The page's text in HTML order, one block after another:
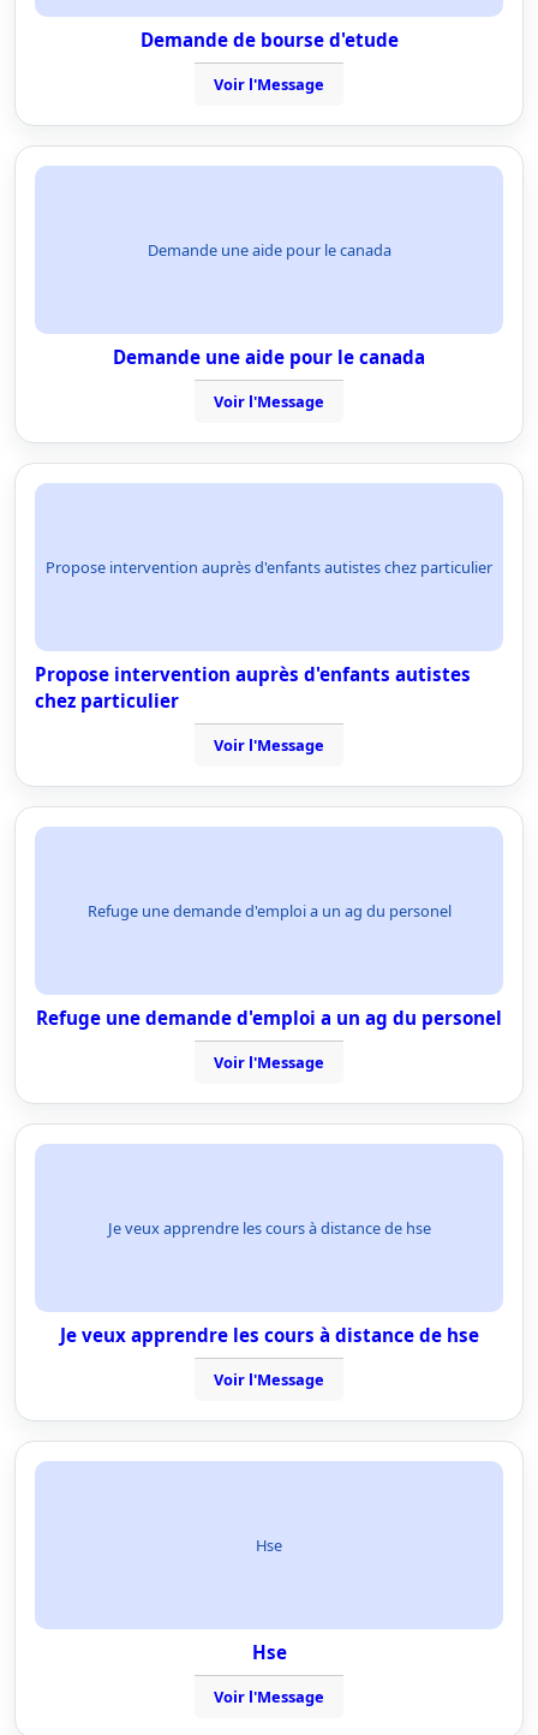
Demande de bourse d'etude
Voir l'Message
Demande une aide pour le canada
Demande une aide pour le canada
Voir l'Message
Propose intervention auprès d'enfants autistes chez particulier
Propose intervention auprès d'enfants autistes
chez particulier
Voir l'Message
Refuge une demande d'emploi a un ag du personel
Refuge une demande d'emploi a un ag du personel
Voir l'Message
Je veux apprendre les cours à distance de hse
Je veux apprendre les cours à distance de hse
Voir l'Message
Hse
Hse
Voir l'Message